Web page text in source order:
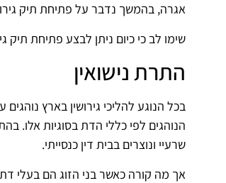
אגרה, בהמשך נדבר על פתיחת תיק
שימו לב כי כיום ניתן לבצע פתיחת תיק
התרת נישואין
בכל הנוגע להליכי גירושין בארץ
הנוהגים לפי כללי הדת בסוגיות אלו.
שרעיי ונוצרים בבית דין כנסייתי.
אך מה קורה כאשר בני הזוג הם בעלי